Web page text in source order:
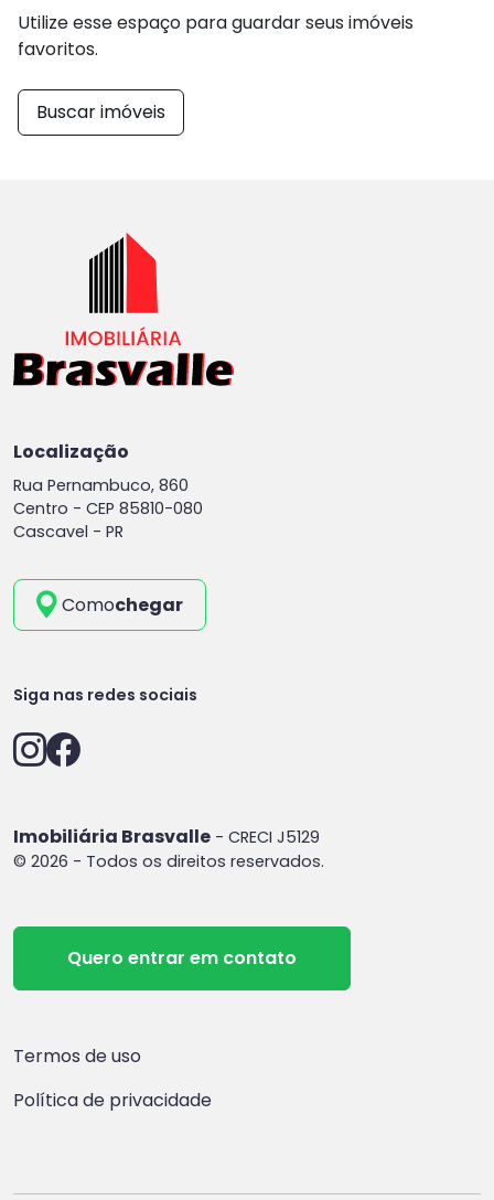
Utilize esse espaço para guardar seus imóveis
favoritos.
Buscar imóveis
Localização
Rua Pernambuco, 860
Centro - CEP 85810-080
Cascavel - PR
Comochegar
Siga nas redes sociais
Imobiliária Brasvalle - CRECI J5129
© 2026 - Todos os direitos reservados.
Quero entrar em contato
Termos de uso
Política de privacidade